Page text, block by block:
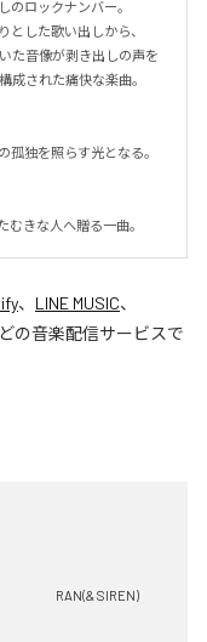
のロックナンバー。
とした歌い出しから、
た音像が剥き出しの声を
成された痛快な楽曲。
孤独を照らす光となる。
きな人へ贈る一曲。
、 LINE MUSIC、
の音楽配信サービスで
RAN(& SIREN)